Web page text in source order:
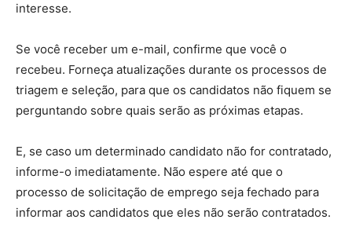
interesse.
Se você receber um e-mail, confirme que você o
recebeu. Forneça atualizações durante os processos de
triagem e seleção, para que os candidatos não fiquem se
perguntando sobre quais serão as próximas etapas.
E, se caso um determinado candidato não for contratado,
informe-o imediatamente. Não espere até que o
processo de solicitação de emprego seja fechado para
informar aos candidatos que eles não serão contratados.